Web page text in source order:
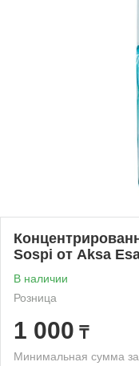
Sospi от Aksa
В наличии
Розница
1 000 ₸
Минимальная сумма